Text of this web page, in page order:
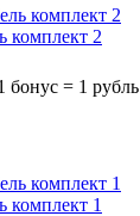
комплект 2
бонус = 1 рубль
комплект 1